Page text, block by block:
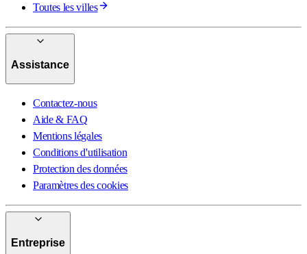
Toutes les villes
Assistance
Contactez-nous
Aide & FAQ
Mentions légales
Conditions d'utilisation
Protection des données
Paramètres des cookies
Entreprise